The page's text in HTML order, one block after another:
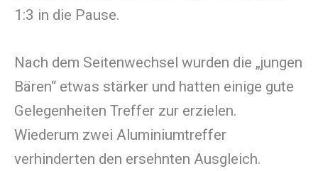
1:3 in die Pause.
Nach dem Seitenwechsel wurden die „jungen
Bären“ etwas stärker und hatten einige gute
Gelegenheiten Treffer zur erzielen.
Wiederum zwei Aluminiumtreffer
verhinderten den ersehnten Ausgleich.